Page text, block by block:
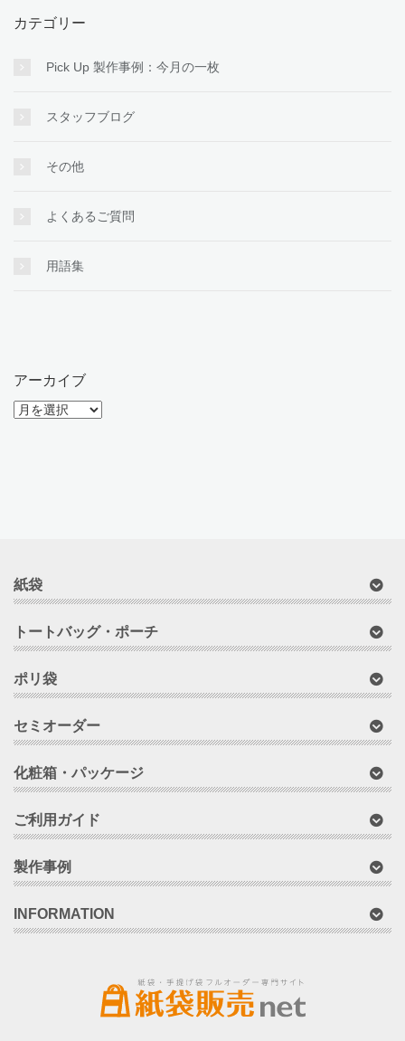
カテゴリー
Pick Up 製作事例：今月の一枚
スタッフブログ
その他
よくあるご質問
用語集
アーカイブ
ア
紙袋
トートバッグ・ポーチ
ポリ袋
セミオーダー
化粧箱・パッケージ
ご利用ガイド
製作事例
INFORMATION